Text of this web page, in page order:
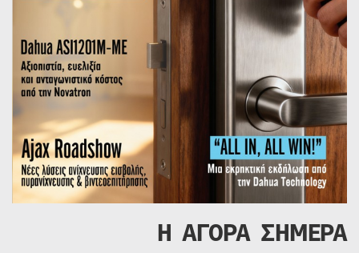
Η ΑΓΟΡΑ ΣΗΜΕΡΑ